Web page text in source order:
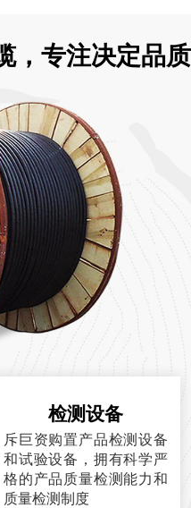
，专注决定品质
检测设备
斥巨资购置产品检测设备
和试验设备，拥有科学严
格的产品质量检测能力和
质量检测制度